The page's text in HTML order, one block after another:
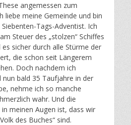
angemessen zum
liebe meine Gemeinde und bin
Tags-Adventist. Ich
Steuer des „stolzen“ Schiffes
sicher durch alle Stürme der
die schon seit Längerem
Doch nachdem ich
nun bald 35 Taufjahre in der
nehme ich so manche
wahr. Und die
meinen Augen ist, dass wir
des Buches“ sind.